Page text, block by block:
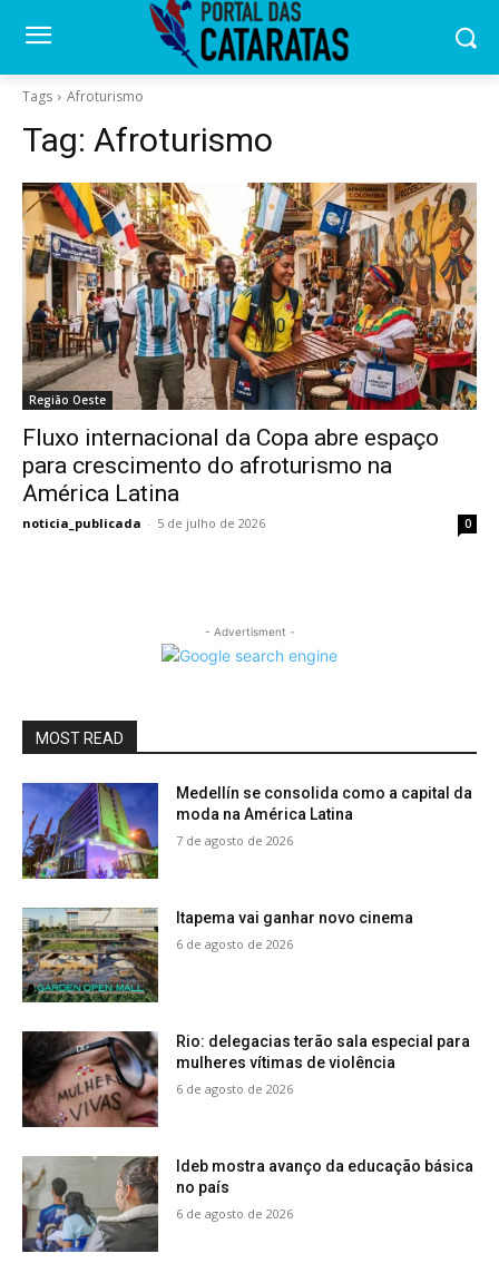
Tags Afroturismo
Tag: Afroturismo
Região Oeste
Fluxo internacional da Copa abre espaço
para crescimento do afroturismo na
América Latina
noticia_publicada - 5 de julho de 2026 0
- Advertisment -
MOST READ
Medellín se consolida como a capital da
moda na América Latina
7 de agosto de 2026
Itapema vai ganhar novo cinema
6 de agosto de 2026
Rio: delegacias terão sala especial para
mulheres vítimas de violência
6 de agosto de 2026
Ideb mostra avanço da educação básica
no país
6 de agosto de 2026